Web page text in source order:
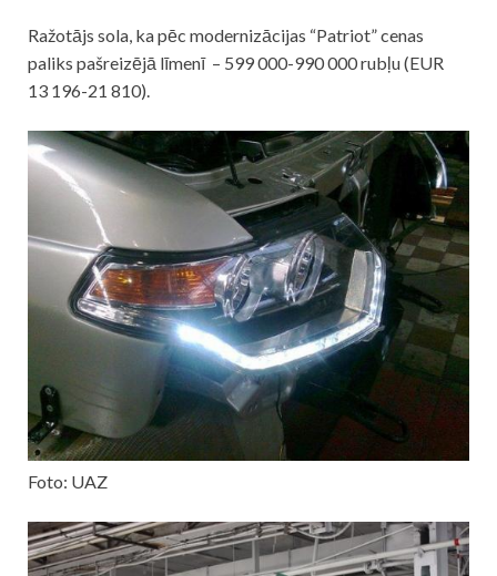
Ražotājs sola, ka pēc modernizācijas “Patriot” cenas
paliks pašreizējā līmenī – 599 000-990 000 rubļu (EUR
13 196-21 810).
Foto: UAZ